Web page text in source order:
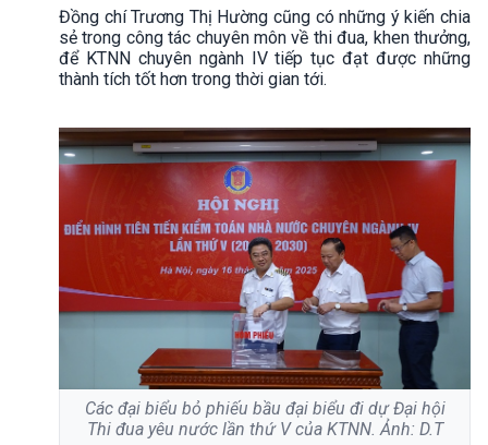
Đồng chí Trương Thị Hường cũng có những ý kiến chia
sẻ trong công tác chuyên môn về thi đua, khen thưởng,
để KTNN chuyên ngành IV tiếp tục đạt được những
thành tích tốt hơn trong thời gian tới.
Các đại biểu bỏ phiếu bầu đại biểu đi dự Đại hội
Thi đua yêu nước lần thứ V của KTNN. Ảnh: D.T